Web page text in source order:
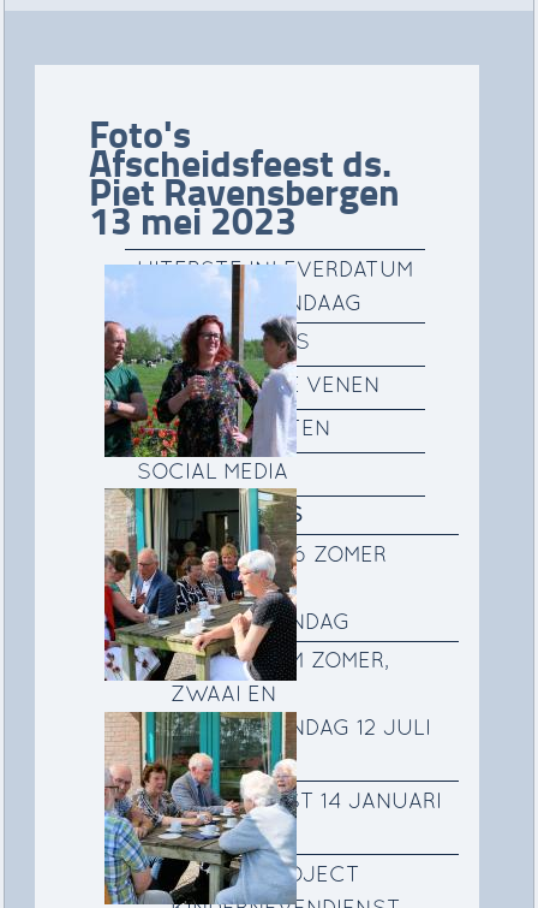
Foto's
Afscheidsfeest ds.
Piet Ravensbergen
13 mei 2023
UITERSTE INLEVERDATUM
KOPY KERKVANDAAG
GEMEENTEGIDS
FILM DE RONDE VENEN
IKO ACTIVITEITEN
SOCIAL MEDIA
FOTOALBUMS
12 JULI 2026 ZOMER
ZWAAI EN
BEDANKZONDAG
FOTOALBUM ZOMER,
ZWAAI EN
BEDANKZONDAG 12 JULI
2026
DOOPDIENST 14 JANUARI
2024
ADVENTPROJECT